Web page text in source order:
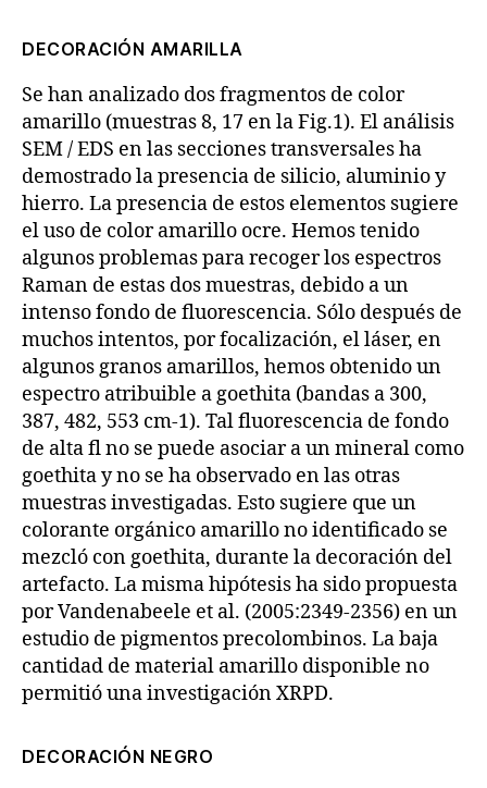
DECORACIÓN AMARILLA
Se han analizado dos fragmentos de color
amarillo (muestras 8, 17 en la Fig.1). El análisis
SEM / EDS en las secciones transversales ha
demostrado la presencia de silicio, aluminio y
hierro. La presencia de estos elementos sugiere
el uso de color amarillo ocre. Hemos tenido
algunos problemas para recoger los espectros
Raman de estas dos muestras, debido a un
intenso fondo de fluorescencia. Sólo después de
muchos intentos, por focalización, el láser, en
algunos granos amarillos, hemos obtenido un
espectro atribuible a goethita (bandas a 300,
387, 482, 553 cm-1). Tal fluorescencia de fondo
de alta fl no se puede asociar a un mineral como
goethita y no se ha observado en las otras
muestras investigadas. Esto sugiere que un
colorante orgánico amarillo no identificado se
mezcló con goethita, durante la decoración del
artefacto. La misma hipótesis ha sido propuesta
por Vandenabeele et al. (2005:2349-2356) en un
estudio de pigmentos precolombinos. La baja
cantidad de material amarillo disponible no
permitió una investigación XRPD.
DECORACIÓN NEGRO